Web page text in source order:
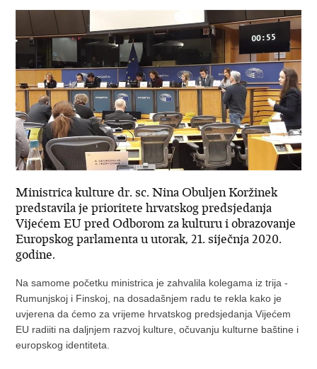
Ministrica kulture dr. sc. Nina Obuljen Koržinek
predstavila je prioritete hrvatskog predsjedanja
Vijećem EU pred Odborom za kulturu i obrazovanje
Europskog parlamenta u utorak, 21. siječnja 2020.
godine.
Na samome početku ministrica je zahvalila kolegama iz trija -
Rumunjskoj i Finskoj, na dosadašnjem radu te rekla kako je
uvjerena da ćemo za vrijeme hrvatskog predsjedanja Vijećem
EU radiiti na daljnjem razvoj kulture, očuvanju kulturne baštine i
europskog identiteta.